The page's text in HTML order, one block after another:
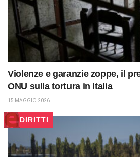
Violenze e garanzie zoppe, il
ONU sulla tortura in Italia
15 MAGGIO 2026
DIRITTI